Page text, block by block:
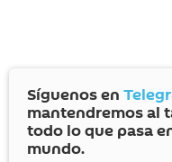
Síguenos en
mantendremos al
todo lo que pasa
mundo.